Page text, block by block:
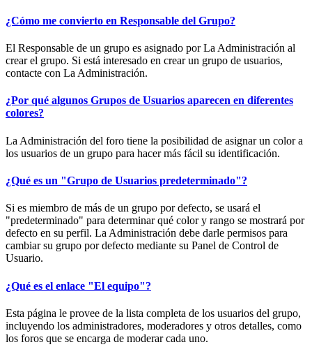
¿Cómo me convierto en Responsable del Grupo?
El Responsable de un grupo es asignado por La Administración al
crear el grupo. Si está interesado en crear un grupo de usuarios,
contacte con La Administración.
¿Por qué algunos Grupos de Usuarios aparecen en diferentes
colores?
La Administración del foro tiene la posibilidad de asignar un color a
los usuarios de un grupo para hacer más fácil su identificación.
¿Qué es un "Grupo de Usuarios predeterminado"?
Si es miembro de más de un grupo por defecto, se usará el
"predeterminado" para determinar qué color y rango se mostrará por
defecto en su perfil. La Administración debe darle permisos para
cambiar su grupo por defecto mediante su Panel de Control de
Usuario.
¿Qué es el enlace "El equipo"?
Esta página le provee de la lista completa de los usuarios del grupo,
incluyendo los administradores, moderadores y otros detalles, como
los foros que se encarga de moderar cada uno.